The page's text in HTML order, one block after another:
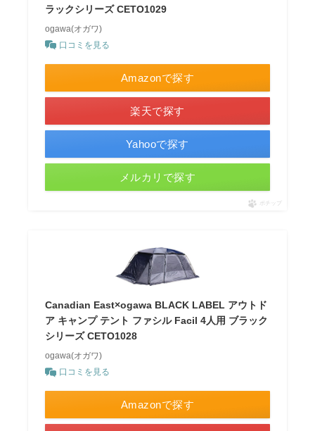
ラックシリーズ CETO1029
ogawa(オガワ)
口コミを見る
Amazonで探す
楽天で探す
Yahooで探す
メルカリで探す
ポチップ
Canadian East×ogawa BLACK LABEL アウトド
ア キャンプ テント ファシル Facil 4人用 ブラック
シリーズ CETO1028
ogawa(オガワ)
口コミを見る
Amazonで探す